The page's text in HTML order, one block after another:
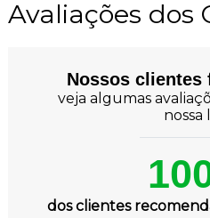
Avaliações dos
Nossos clientes
veja algumas
nossa
dos clientes